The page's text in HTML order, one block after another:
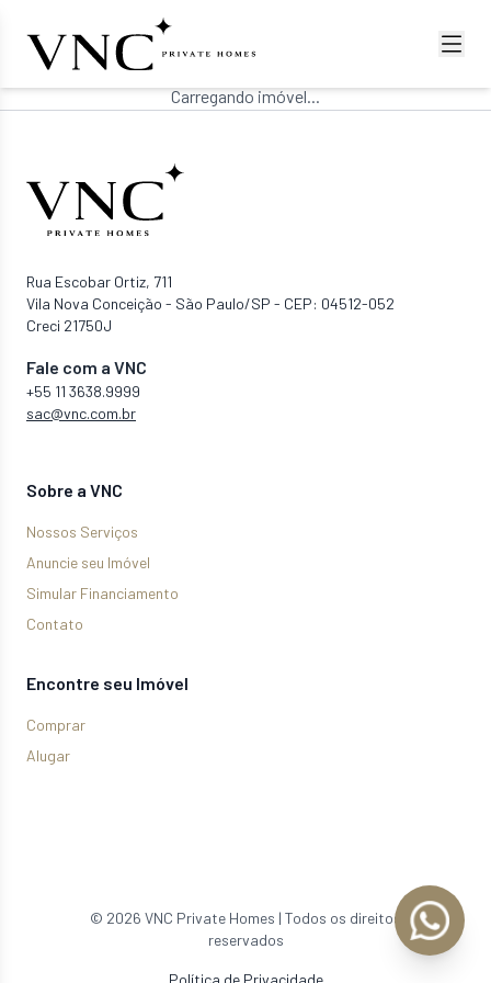
Carregando imóvel...
Rua Escobar Ortiz, 711
Vila Nova Conceição - São Paulo/SP - CEP: 04512-052
Creci 21750J
Fale com a VNC
+55 11 3638.9999
sac@vnc.com.br
Sobre a VNC
Nossos Serviços
Anuncie seu Imóvel
Simular Financiamento
Contato
Encontre seu Imóvel
Comprar
Alugar
© 2026 VNC Private Homes | Todos os direitos
reservados
Política de Privacidade